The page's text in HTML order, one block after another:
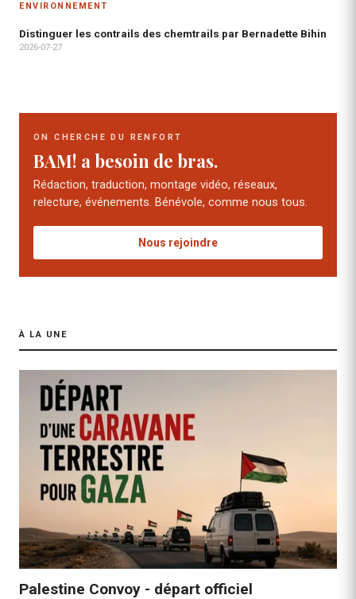
ENVIRONNEMENT
Distinguer les contrails des chemtrails par Bernadette Bihin
2026-07-27
ON CHERCHE DU RENFORT
BAM! a besoin de bras.
Rédaction, traduction, montage vidéo, réseaux,
relecture, événements. Bénévole, comme nous tous.
Nous rejoindre
À LA UNE
Palestine Convoy - départ officiel